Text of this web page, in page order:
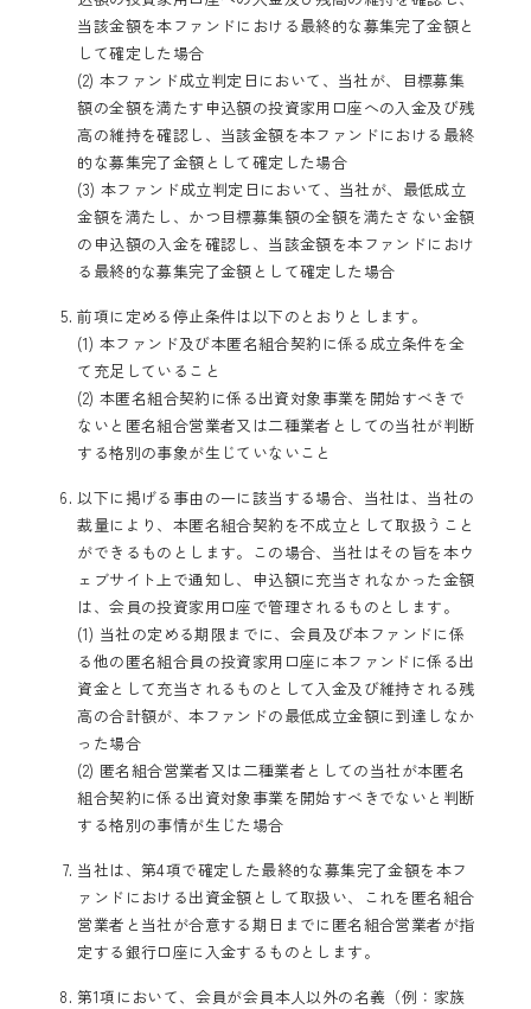
当該金額を本ファンドにおける最終的な募集完了金額と
して確定した場合
(2) 本ファンド成立判定日において、当社が、目標募集
額の全額を満たす申込額の投資家用口座への入金及び残
高の維持を確認し、当該金額を本ファンドにおける最終
的な募集完了金額として確定した場合
(3) 本ファンド成立判定日において、当社が、最低成立
金額を満たし、かつ目標募集額の全額を満たさない金額
の申込額の入金を確認し、当該金額を本ファンドにおけ
る最終的な募集完了金額として確定した場合
前項に定める停止条件は以下のとおりとします。
(1) 本ファンド及び本匿名組合契約に係る成立条件を全
て充足していること
(2) 本匿名組合契約に係る出資対象事業を開始すべきで
ないと匿名組合営業者又は二種業者としての当社が判断
する格別の事象が生じていないこと
以下に掲げる事由の一に該当する場合、当社は、当社の
裁量により、本匿名組合契約を不成立として取扱うこと
ができるものとします。この場合、当社はその旨を本ウ
ェブサイト上で通知し、申込額に充当されなかった金額
は、会員の投資家用口座で管理されるものとします。
(1) 当社の定める期限までに、会員及び本ファンドに係
る他の匿名組合員の投資家用口座に本ファンドに係る出
資金として充当されるものとして入金及び維持される残
高の合計額が、本ファンドの最低成立金額に到達しなか
った場合
(2) 匿名組合営業者又は二種業者としての当社が本匿名
組合契約に係る出資対象事業を開始すべきでないと判断
する格別の事情が生じた場合
当社は、第4項で確定した最終的な募集完了金額を本フ
ァンドにおける出資金額として取扱い、これを匿名組合
営業者と当社が合意する期日までに匿名組合営業者が指
定する銀行口座に入金するものとします。
第1項において、会員が会員本人以外の名義（例：家族